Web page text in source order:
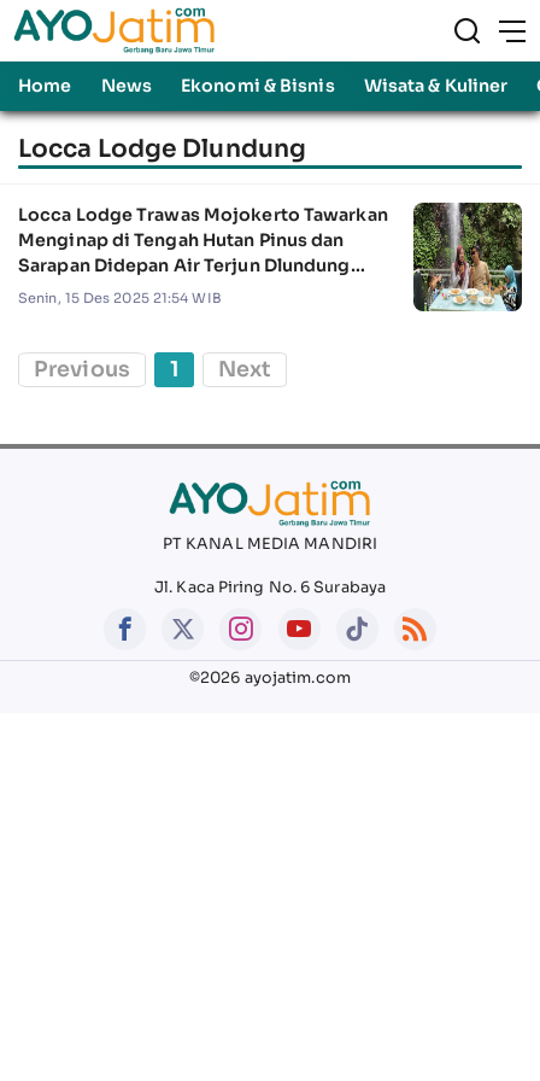
Home News Ekonomi & Bisnis Wisata & Kuliner
Locca Lodge Dlundung
Locca Lodge Trawas Mojokerto Tawarkan
Menginap di Tengah Hutan Pinus dan
Sarapan Didepan Air Terjun Dlundung
Trawas
Senin, 15 Des 2025 21:54 WIB
Previous 1 Next
PT KANAL MEDIA MANDIRI
Jl. Kaca Piring No. 6 Surabaya
©2026 ayojatim.com